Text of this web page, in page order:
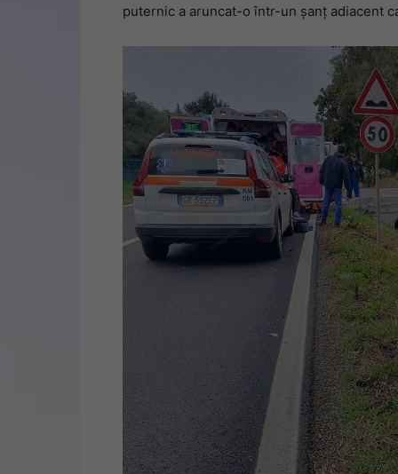
puternic a aruncat-o într-un șanț adiacent